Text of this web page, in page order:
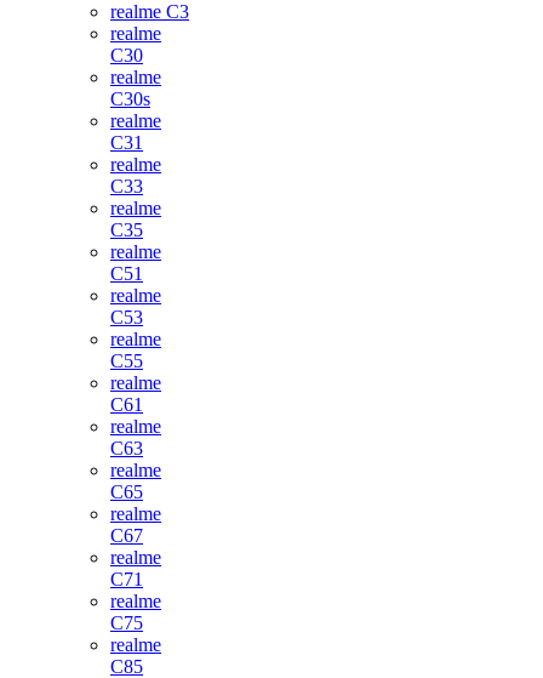
realme C3
realme
C30
realme
C30s
realme
C31
realme
C33
realme
C35
realme
C51
realme
C53
realme
C55
realme
C61
realme
C63
realme
C65
realme
C67
realme
C71
realme
C75
realme
C85